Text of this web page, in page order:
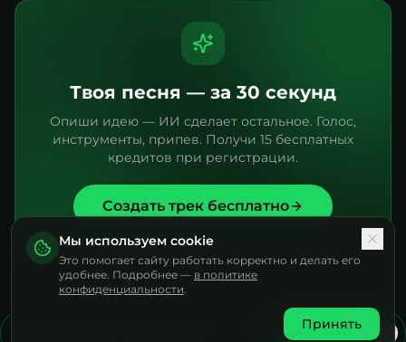
Твоя песня — за 30 секунд
Опиши идею — ИИ сделает остальное. Голос,
инструменты, припев. Получи 15 бесплатных
кредитов при регистрации.
Создать трек бесплатно
Попробовать
Мы используем cookie
Это помогает сайту работать корректно и делать его
удобнее. Подробнее — в политике
конфиденциальности.
Принять